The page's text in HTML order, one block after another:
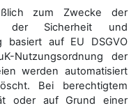
zum Zwecke der
der Sicherheit und
basiert auf EU DSGVO
Nutzungsordnung der
werden auto­matisiert
Bei berechtigtem
oder auf Grund einer